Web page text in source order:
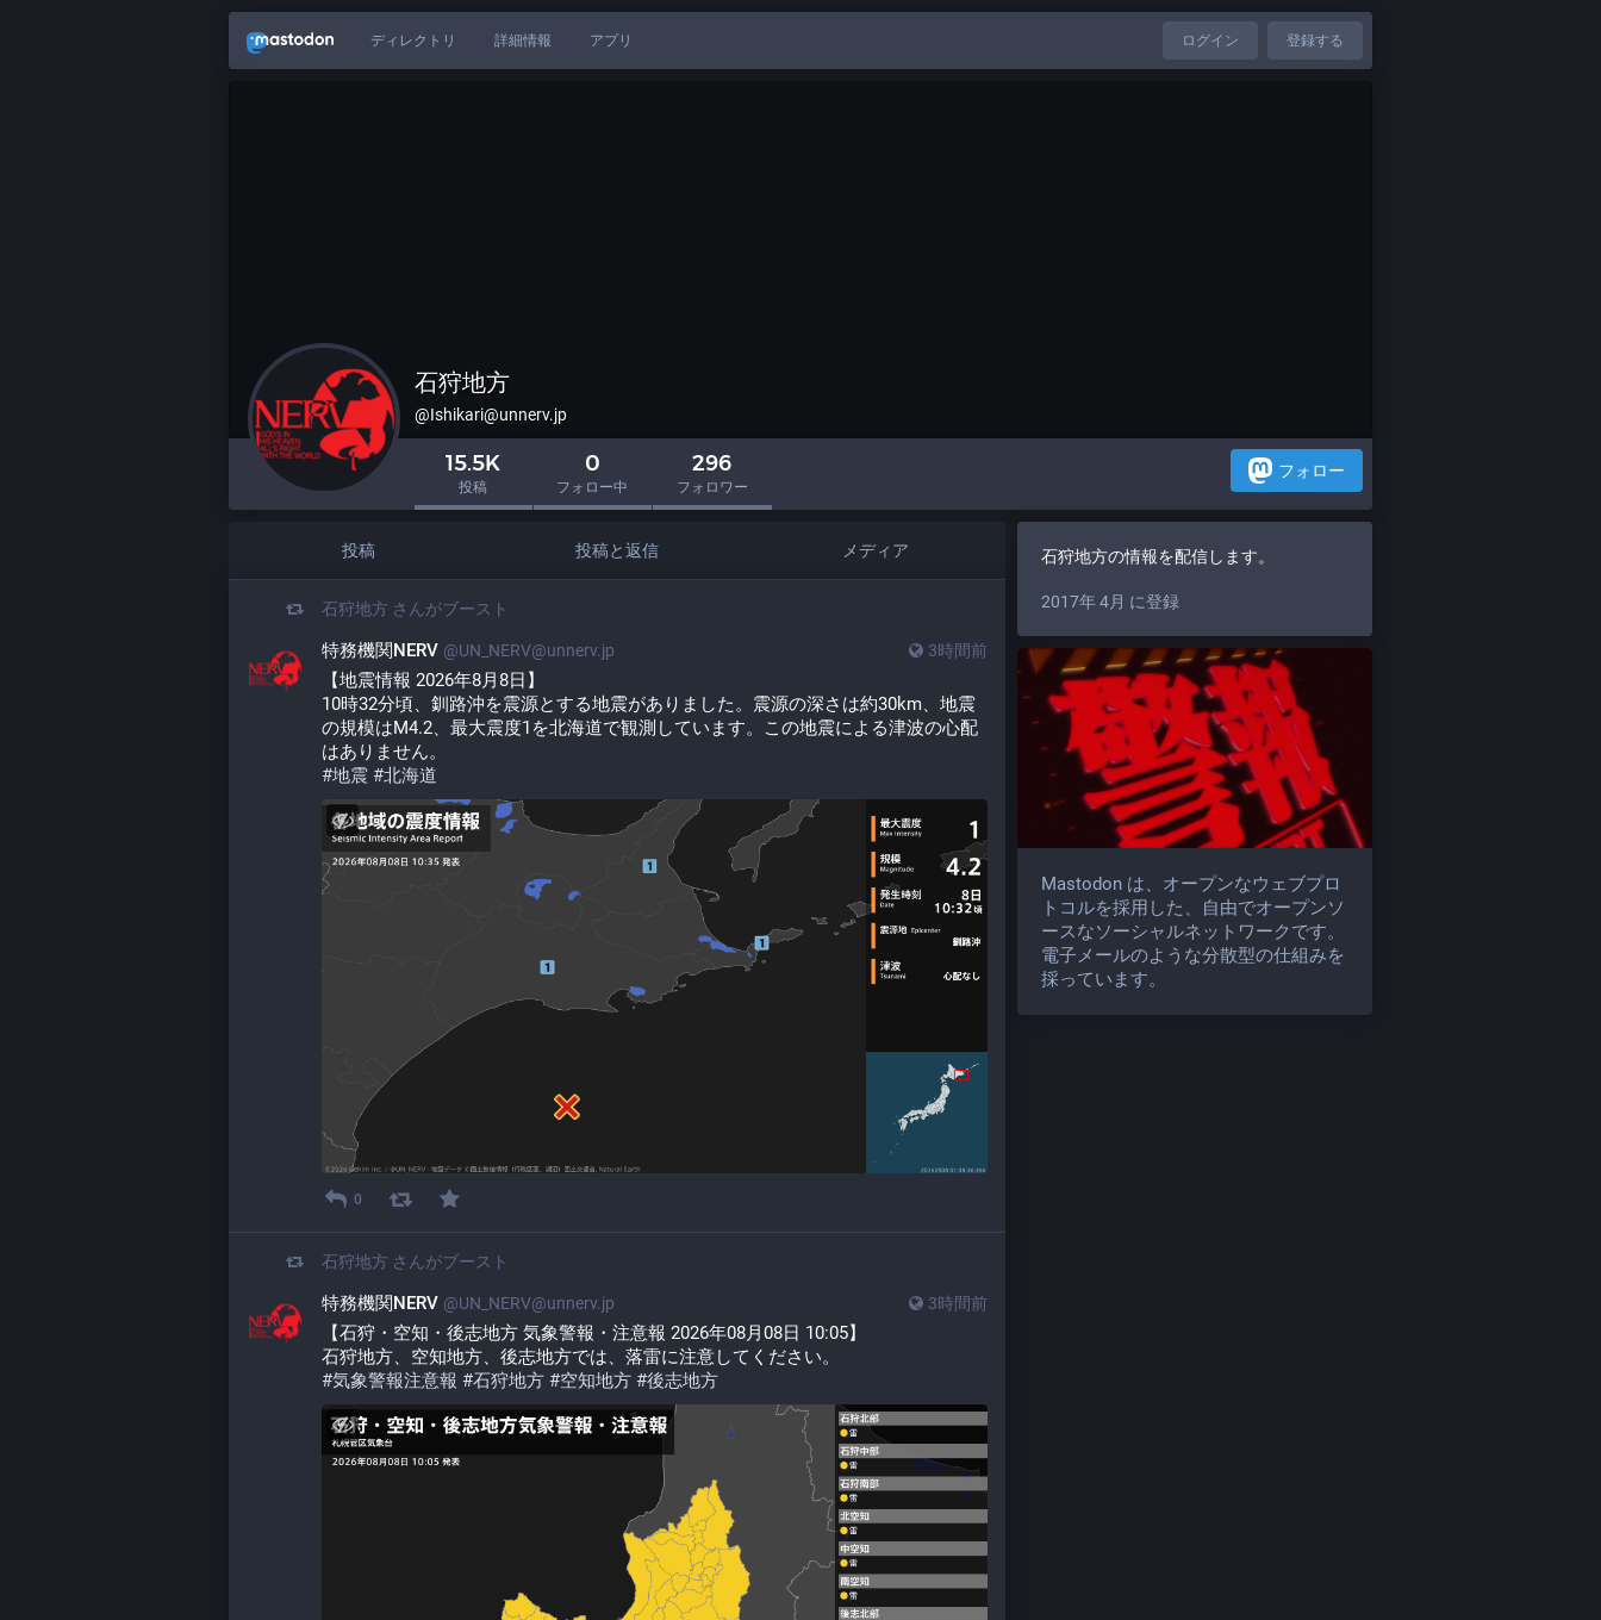
ディレクトリ 詳細情報 アプリ ログイン 登録する
石狩地方
@Ishikari@unnerv.jp
15.5K
投稿
0
フォロー中
296
フォロワー
フォロー
投稿 投稿と返信 メディア
石狩地方 さんがブースト
3時間前
特務機関NERV @UN_NERV@unnerv.jp
【地震情報 2026年8月8日】
10時32分頃、釧路沖を震源とする地震がありました。震源の深さは約30km、地震
の規模はM4.2、最大震度1を北海道で観測しています。この地震による津波の心配
はありません。
#地震 #北海道
0
石狩地方 さんがブースト
3時間前
特務機関NERV @UN_NERV@unnerv.jp
【石狩・空知・後志地方 気象警報・注意報 2026年08月08日 10:05】
石狩地方、空知地方、後志地方では、落雷に注意してください。
#気象警報注意報 #石狩地方 #空知地方 #後志地方
石狩地方の情報を配信します。
2017年 4月 に登録
Mastodon は、オープンなウェブプロ
トコルを採用した、自由でオープンソ
ースなソーシャルネットワークです。
電子メールのような分散型の仕組みを
採っています。